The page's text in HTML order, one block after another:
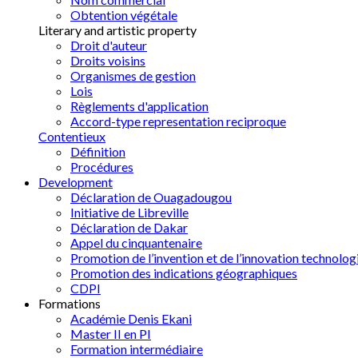
Obtention végétale
Literary and artistic property
Droit d'auteur
Droits voisins
Organismes de gestion
Lois
Règlements d'application
Accord-type representation reciproque
Contentieux
Définition
Procédures
Development
Déclaration de Ouagadougou
Initiative de Libreville
Déclaration de Dakar
Appel du cinquantenaire
Promotion de l’invention et de l’innovation
Promotion des indications géographiques
CDPI
Formations
Académie Denis Ekani
Master II en PI
Formation intermédiaire